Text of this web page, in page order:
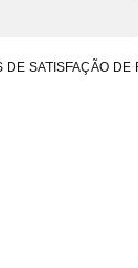
SATISFAÇÃO DE